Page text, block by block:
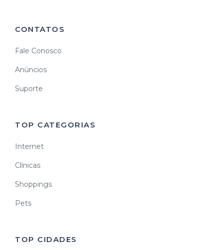
CONTATOS
Fale Conosco
Anúncios
Suporte
TOP CATEGORIAS
Internet
Clínicas
Shoppings
Pets
TOP CIDADES